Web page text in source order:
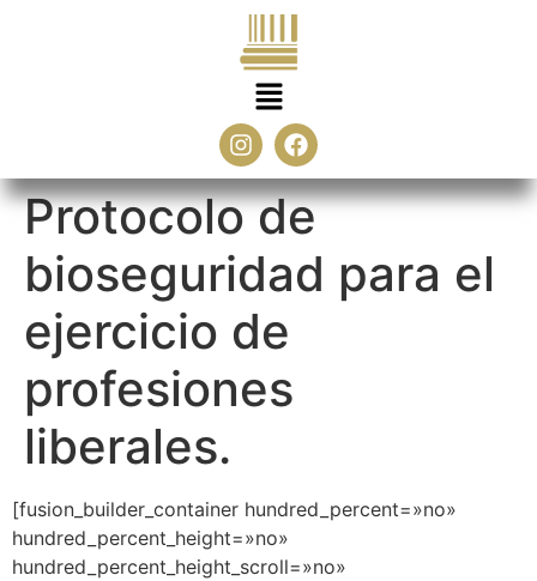
Protocolo de
bioseguridad para el
ejercicio de
profesiones
liberales.
[fusion_builder_container hundred_percent=»no»
hundred_percent_height=»no»
hundred_percent_height_scroll=»no»